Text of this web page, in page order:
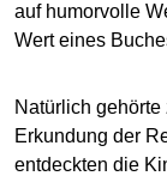
auf humorvolle
Wert eines
Natürlich
Erkundung der
entdeckten die